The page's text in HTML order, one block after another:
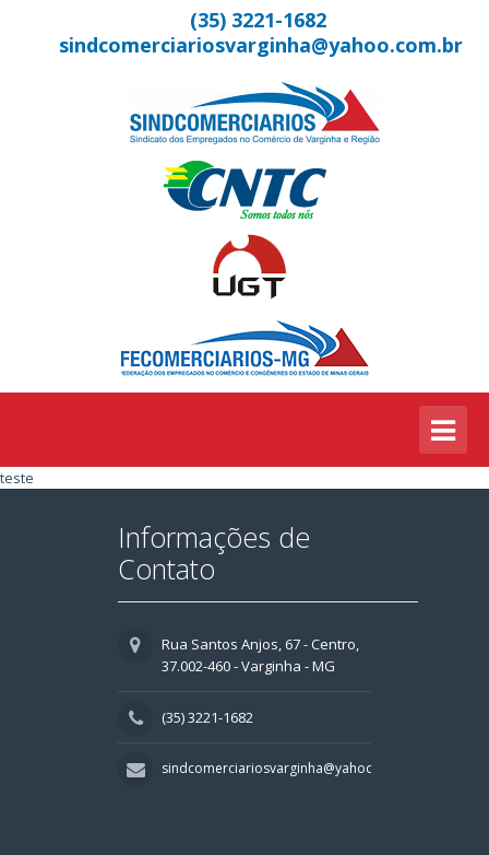
(35) 3221-1682
sindcomerciariosvarginha@yahoo.com.br
teste
Informações de
Contato
Rua Santos Anjos, 67 - Centro,
37.002-460 - Varginha - MG
(35) 3221-1682
sindcomerciariosvarginha@yahoo.com.br